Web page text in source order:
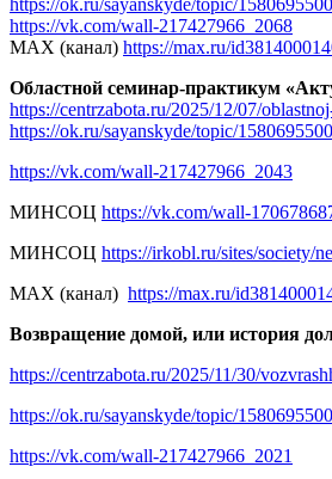
https://vk.com/wall-217427966_2068
МАХ (канал) https://max.ru/
Областной семинар-практикум
https://centrzabota.ru/2025/12/07/
https://ok.ru/sayanskyde/topic/
https://vk.com/wall-217427966_2043
МИНСОЦ https://vk.com/wall-
МИНСОЦ https://irkobl.ru/sites/society/
МАХ (канал) https://max.ru/
Возвращение домой, или история
https://centrzabota.ru/2025/11/30/
https://ok.ru/sayanskyde/topic/
https://vk.com/wall-217427966_2021